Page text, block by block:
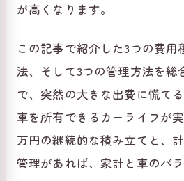
が高くなります。
この記事で紹介した3つの費用
法、そして3つの管理方法を総
で、突然の大きな出費に慌て
車を所有できるカーライフが
万円の継続的な積み立てと、
管理があれば、家計と車のバ